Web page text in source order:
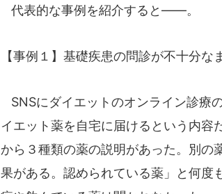
代表的な事例を紹介すると――。
【事例１】基礎疾患の問診が不十分
SNSにダイエットのオンライン診療
イエット薬を自宅に届けるという内容
から３種類の薬の説明があった。別の
果がある。認められている薬」と何度